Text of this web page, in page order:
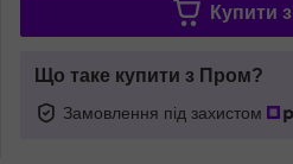
Купити з
Що таке купити з Пром?
Замовлення під захистом